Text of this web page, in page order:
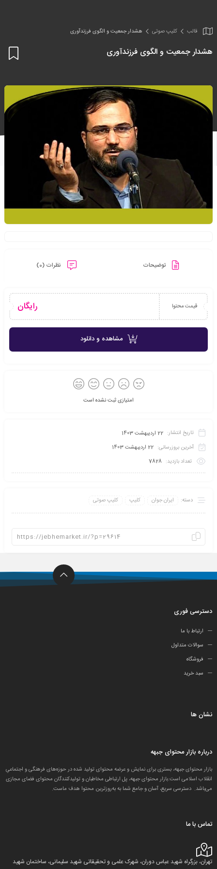
قالب کلیپ صوتی هشدار جمعیت و الگوی فرزندآوری
هشدار جمعیت و الگوی فرزندآوری
توضیحات نظرات (0)
قیمت محتوا رایگان
مشاهده و دانلود
امتیازی ثبت نشده است
تاریخ انتشار: 22 اردیبهشت 1403
آخرین بروزرسانی: 22 اردیبهشت 1403
تعداد بازدید: 7828
دسته: ایران جوان کلیپ کلیپ صوتی
دسترسی فوری
ارتباط با ما
سوالات متداول
فروشگاه
سبد خرید
نشان ها
درباره بازار محتوای جبهه
بازار محتوای جبهه، بستری برای نمایش و عرضه محتوای تولید شده در حوزه‌های فرهنگی و اجتماعیِ
انقلاب اسلامی است.بازار محتوای جبهه، پل ارتباطی مخاطبان و تولید‌کنندگان محتوای فضای مجازی
می‌باشد. دسترسی سریع، آسان و جامع شما به به‌روزترین محتوا هدف ماست.
تماس با ما
تهران، بزرگراه شهید عباس دوران، شهرک علمی و تحقیقاتی شهید سلیمانی، ساختمان شهید